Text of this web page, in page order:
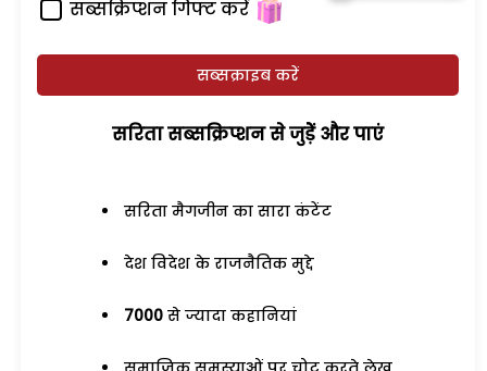
सब्सक्रिप्शन गिफ्ट करें
सब्सक्राइब करें
सरिता सब्सक्रिप्शन से जुड़ेें और पाएं
सरिता मैगजीन का सारा कंटेंट
देश विदेश के राजनैतिक मुद्दे
7000 से ज्यादा कहानियां